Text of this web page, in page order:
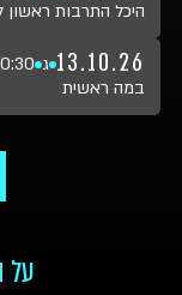
היכל התרבות ראשון
13.10.26 ג
במה ראשית
על